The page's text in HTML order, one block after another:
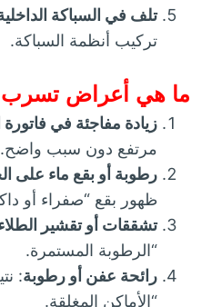
تلف في السباكة
تركيب أنظمة السباكة.
ما هي أعراض تسرب
زيادة مفاجئة في فاتورة
مرتفع دون سبب واضح.
رطوبة أو بقع ماء على
ظهور بقع “صفراء أو
تشققات أو تقشير
“الرطوبة المستمرة.
رائحة عفن أو رطوبة:
“الأماكن المغلقة.